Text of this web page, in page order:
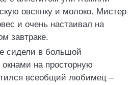
овсянку и молоко. Мистер
и очень настаивал на
завтраке.
сидели в большой
на просторную
всеобщий любимец –